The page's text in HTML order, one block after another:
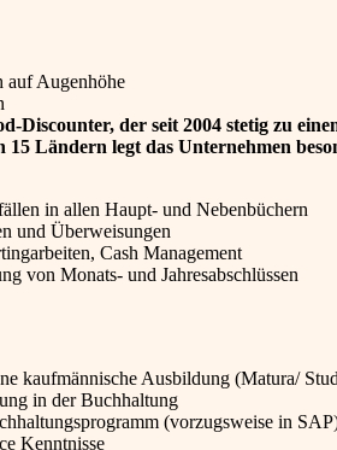
Augenhöhe
Discounter, der seit 2004 stetig zu
15 Ländern legt das Unternehmen
in allen Haupt- und Nebenbüchern
und Überweisungen
Cash Management
von Monats- und Jahresabschlüssen
kaufmännische Ausbildung (Matura/
in der Buchhaltung
(vorzugsweise in
Kenntnisse